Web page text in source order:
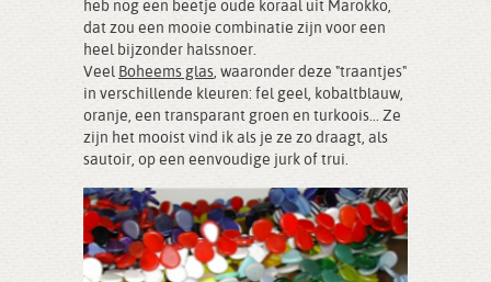
heb nog een beetje oude koraal uit Marokko,
dat zou een mooie combinatie zijn voor een
heel bijzonder halssnoer.
Veel Boheems glas, waaronder deze "traantjes"
in verschillende kleuren: fel geel, kobaltblauw,
oranje, een transparant groen en turkoois... Ze
zijn het mooist vind ik als je ze zo draagt, als
sautoir, op een eenvoudige jurk of trui.